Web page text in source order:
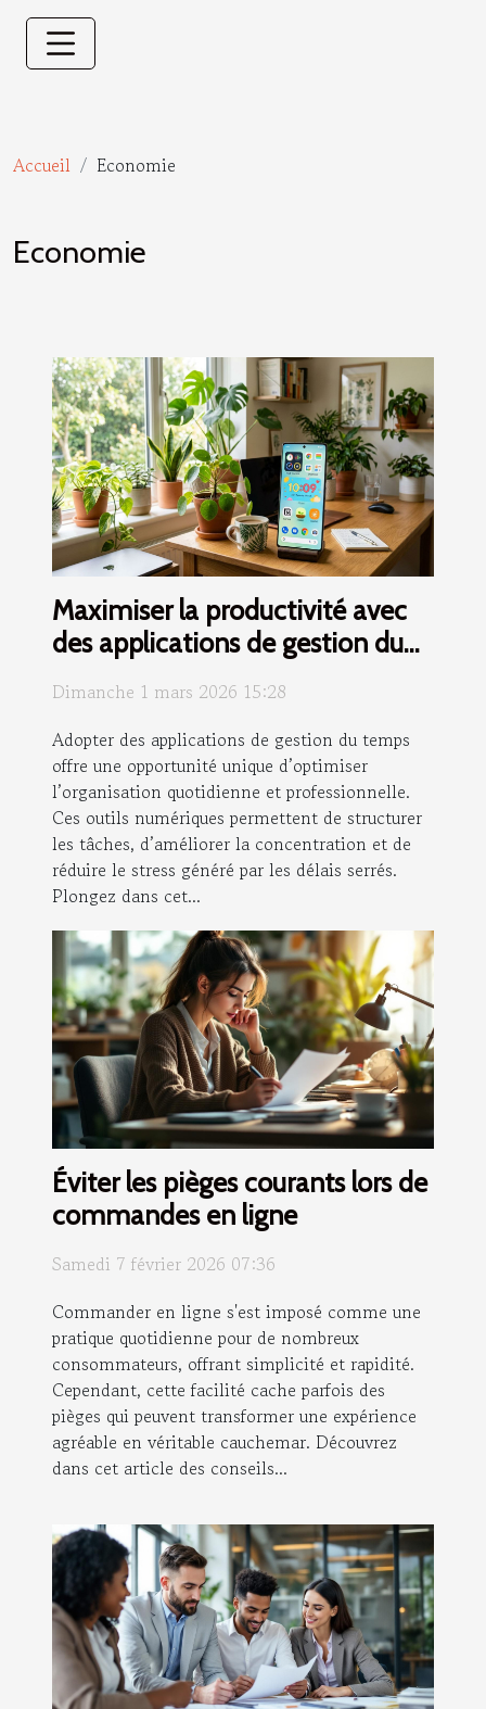
Accueil Economie
Economie
Maximiser la productivité avec
des applications de gestion du
Dimanche 1 mars 2026 15:28
Adopter des applications de gestion du temps
offre une opportunité unique d’optimiser
l’organisation quotidienne et professionnelle.
Ces outils numériques permettent de structurer
les tâches, d’améliorer la concentration et de
réduire le stress généré par les délais serrés.
Plongez dans cet...
Éviter les pièges courants lors de
commandes en ligne
Samedi 7 février 2026 07:36
Commander en ligne s'est imposé comme une
pratique quotidienne pour de nombreux
consommateurs, offrant simplicité et rapidité.
Cependant, cette facilité cache parfois des
pièges qui peuvent transformer une expérience
agréable en véritable cauchemar. Découvrez
dans cet article des conseils...